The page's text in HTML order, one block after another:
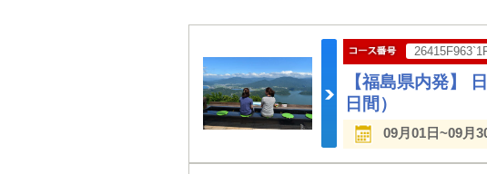
【福島県内発】
日間）
09月01日~09月